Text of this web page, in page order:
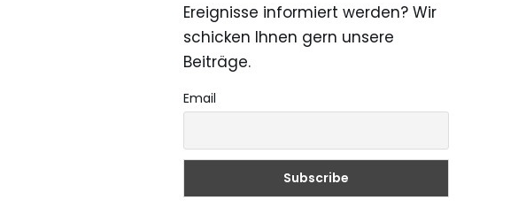
Ereignisse informiert werden? Wir
schicken Ihnen gern unsere
Beiträge.
Email